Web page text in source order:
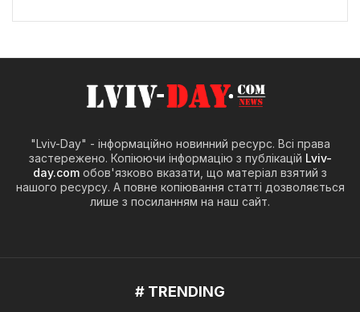
"Lviv-Day" - інформаційно новинний ресурс. Всі права
застережено. Копіюючи інформацію з публікацій Lviv-
day.com обов'язково вказати, що матеріал взятий з
нашого ресурсу. А повне копіювання статті дозволяється
лише з посиланням на наш сайт.
# TRENDING